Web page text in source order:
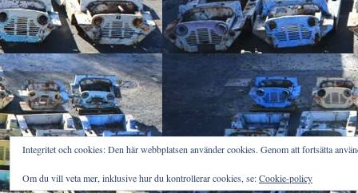
Integritet och cookies: Den här webbplatsen använder cookies. Genom att fortsätta
Om du vill veta mer, inklusive hur du kontrollerar cookies, se:Cookie-policy